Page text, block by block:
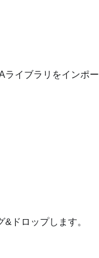
ライブラリをインポー
&ドロップします。